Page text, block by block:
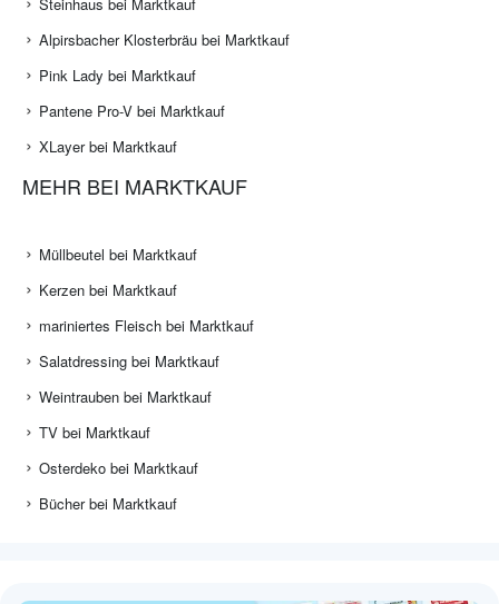
Alpirsbacher Klosterbräu bei Marktkauf
Pink Lady bei Marktkauf
Pantene Pro-V bei Marktkauf
XLayer bei Marktkauf
MEHR BEI MARKTKAUF
Müllbeutel bei Marktkauf
Kerzen bei Marktkauf
mariniertes Fleisch bei Marktkauf
Salatdressing bei Marktkauf
Weintrauben bei Marktkauf
TV bei Marktkauf
Osterdeko bei Marktkauf
Bücher bei Marktkauf